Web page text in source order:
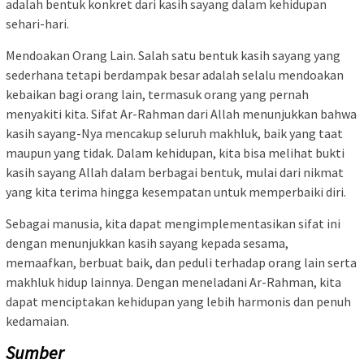
adalah bentuk konkret dari kasih sayang dalam kehidupan
sehari-hari.
Mendoakan Orang Lain. Salah satu bentuk kasih sayang yang
sederhana tetapi berdampak besar adalah selalu mendoakan
kebaikan bagi orang lain, termasuk orang yang pernah
menyakiti kita. Sifat Ar-Rahman dari Allah menunjukkan bahwa
kasih sayang-Nya mencakup seluruh makhluk, baik yang taat
maupun yang tidak. Dalam kehidupan, kita bisa melihat bukti
kasih sayang Allah dalam berbagai bentuk, mulai dari nikmat
yang kita terima hingga kesempatan untuk memperbaiki diri.
Sebagai manusia, kita dapat mengimplementasikan sifat ini
dengan menunjukkan kasih sayang kepada sesama,
memaafkan, berbuat baik, dan peduli terhadap orang lain serta
makhluk hidup lainnya. Dengan meneladani Ar-Rahman, kita
dapat menciptakan kehidupan yang lebih harmonis dan penuh
kedamaian.
Sumber